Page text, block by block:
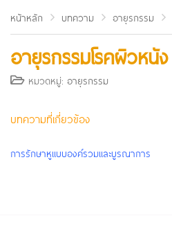
หน้าหลัก บทความ อายุรกรรม
อายุรกรรมโรคผิวหนัง
หมวดหมู่: อายุรกรรม
บทความที่เกี่ยวข้อง
การรักษาหูแบบองค์รวมและบูรณาการ